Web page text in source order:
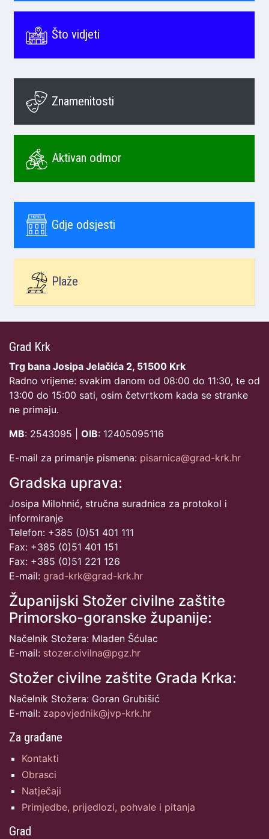
Što vidjeti
Znamenitosti
Aktivan odmor
Gdje odsjesti
Plaže
Grad Krk
Trg bana Josipa Jelačića 2, 51500 Krk
Radno vrijeme: svakim danom od 08:00 do 11:30, te od
13:00 do 15:00 sati, osim četvrtkom kada se stranke
ne primaju.
MB: 2543095 | OIB: 12405095116
E-mail za primanje pismena: pisarnica@grad-krk.hr
Gradska uprava:
Josipa Milohnić, stručna suradnica za protokol i
informiranje
Telefon: +385 (0)51 401 111
Fax: +385 (0)51 401 151
Fax: +385 (0)51 221 126
E-mail: grad-krk@grad-krk.hr
Županijski Stožer civilne zaštite
Primorsko-goranske županije:
Načelnik Stožera: Mladen Šćulac
E-mail: stozer.civilna@pgz.hr
Stožer civilne zaštite Grada Krka:
Načelnik Stožera: Goran Grubišić
E-mail: zapovjednik@jvp-krk.hr
Za građane
Kontakti
Obrasci
Natječaji
Primjedbe, prijedlozi, pohvale i pitanja
Grad